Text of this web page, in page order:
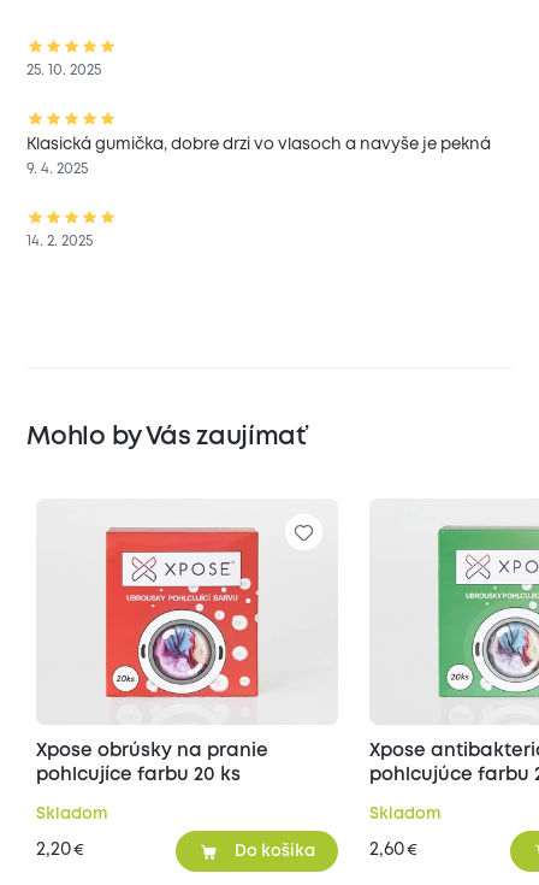
25. 10. 2025
Klasická gumička, dobre drzi vo vlasoch a navyše je pekná
9. 4. 2025
14. 2. 2025
Mohlo by Vás zaujímať
Xpose obrúsky na pranie
pohlcujíce farbu 20 ks
Skladom
2,20€ Do košíka
Xpose
pohlcujúce farbu
Skladom
2,60€